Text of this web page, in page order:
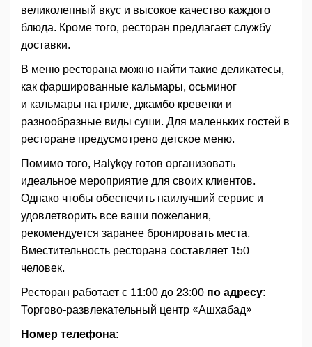
великолепный вкус и высокое качество каждого
блюда. Кроме того, ресторан предлагает службу
доставки.
В меню ресторана можно найти такие деликатесы,
как фаршированные кальмары, осьминог
и кальмары на гриле, джамбо креветки и
разнообразные виды суши. Для маленьких гостей в
ресторане предусмотрено детское меню.
Помимо того, Balykçy готов организовать
идеальное мероприятие для своих клиентов.
Однако чтобы обеспечить наилучший сервис и
удовлетворить все ваши пожелания,
рекомендуется заранее бронировать места.
Вместительность ресторана составляет 150
человек.
Ресторан работает с 11:00 до 23:00 по адресу:
Торгово-развлекательный центр «Ашхабад»
Номер телефона: